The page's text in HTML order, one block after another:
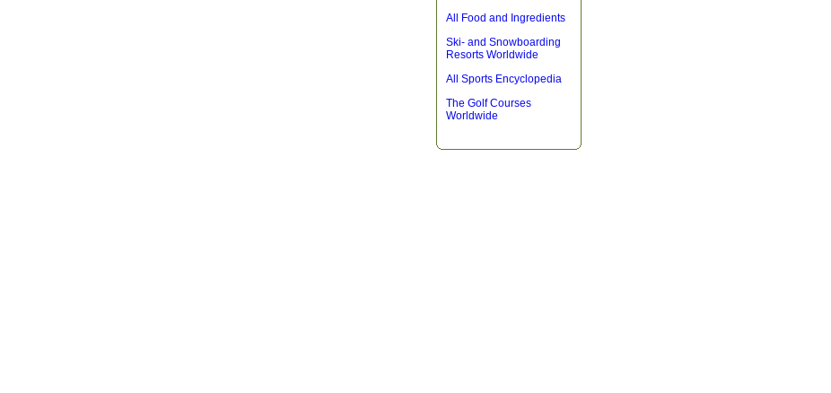
All Food and Ingredients
Ski- and Snowboarding
Resorts Worldwide
All Sports Encyclopedia
The Golf Courses
Worldwide